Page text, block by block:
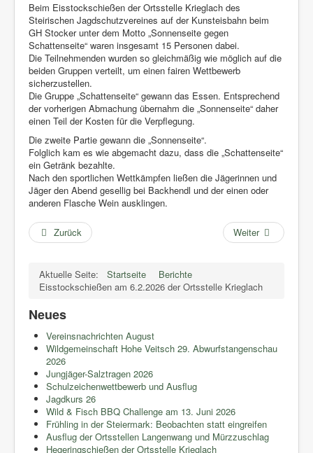
Beim Eisstockschießen der Ortsstelle Krieglach des
Steirischen Jagdschutzvereines auf der Kunsteisbahn beim
GH Stocker unter dem Motto „Sonnenseite gegen
Schattenseite“ waren insgesamt 15 Personen dabei.
Die Teilnehmenden wurden so gleichmäßig wie möglich auf die
beiden Gruppen verteilt, um einen fairen Wettbewerb
sicherzustellen.
Die Gruppe „Schattenseite“ gewann das Essen. Entsprechend
der vorherigen Abmachung übernahm die „Sonnenseite“ daher
einen Teil der Kosten für die Verpflegung.
Die zweite Partie gewann die „Sonnenseite“.
Folglich kam es wie abgemacht dazu, dass die „Schattenseite“
ein Getränk bezahlte.
Nach den sportlichen Wettkämpfen ließen die Jägerinnen und
Jäger den Abend gesellig bei Backhendl und der einen oder
anderen Flasche Wein ausklingen.
Zurück Weiter
Aktuelle Seite: Startseite
Berichte
Eisstockschießen am 6.2.2026 der Ortsstelle Krieglach
Neues
Vereinsnachrichten August
Wildgemeinschaft Hohe Veitsch 29. Abwurfstangenschau
2026
Jungjäger-Salztragen 2026
Schulzeichenwettbewerb und Ausflug
Jagdkurs 26
Wild & Fisch BBQ Challenge am 13. Juni 2026
Frühling in der Steiermark: Beobachten statt eingreifen
Ausflug der Ortsstellen Langenwang und Mürzzuschlag
Hegeringschießen der Ortsstelle Krieglach